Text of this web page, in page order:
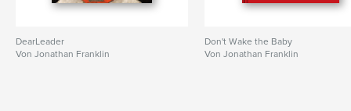
DearLeader
Von Jonathan Franklin
Don't Wake the Baby
Von Jonathan Franklin